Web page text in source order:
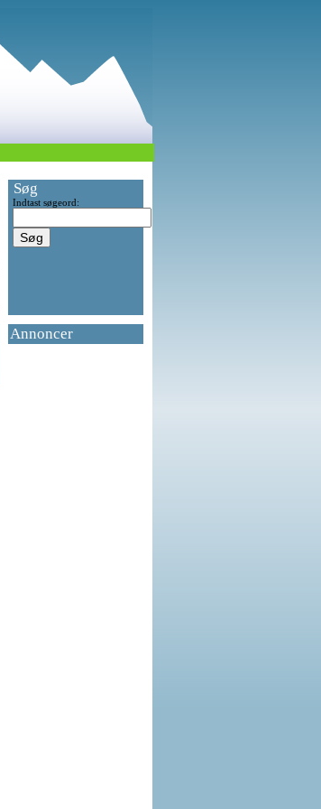
Søg
Indtast søgeord:
Annoncer